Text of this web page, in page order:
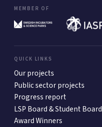
MEMBER OF
QUICK LINKS
Our projects
Public sector projects
Progress report
LSP Board & Student Board
Award Winners